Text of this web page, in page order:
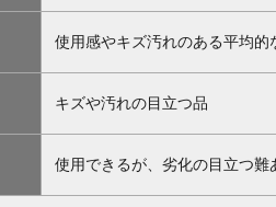
使用感やキズ汚れのある平均的
キズや汚れの目立つ品
使用できるが、劣化の目立つ難